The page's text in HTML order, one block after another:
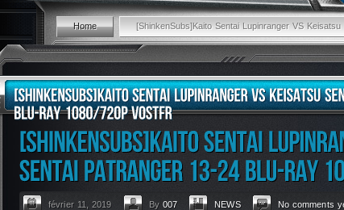
Home [ShinkenSubs]Kaito Sentai Lupinranger VS
février 11, 2019 By 007 NEWS No comments